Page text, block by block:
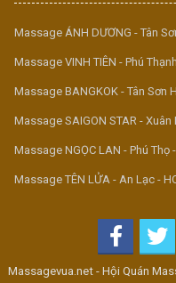
Massage ÁNH DƯƠNG - Tân
Massage VINH TIÊN - Phú
Massage BANGKOK - Tân Sơn
Massage SAIGON STAR - Xuân
Massage NGỌC LAN - Phú Thọ
Massage TÊN LỬA - An Lạc -
Massagevua.net - Hội Quán